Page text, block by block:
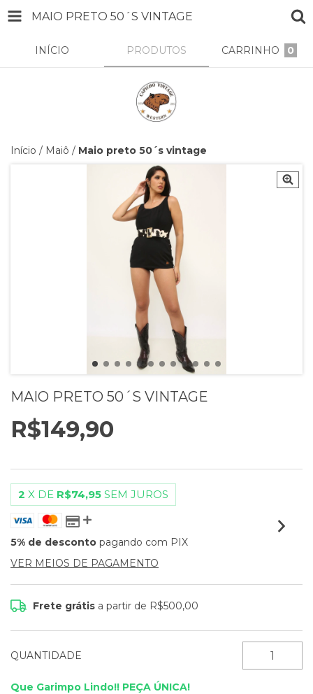
MAIO PRETO 50´S VINTAGE
INÍCIO PRODUTOS CARRINHO 0
Início / Maiô / Maio preto 50´s vintage
MAIO PRETO 50´S VINTAGE
R$149,90
2 X DE R$74,95 SEM JUROS
5% de desconto pagando com PIX
VER MEIOS DE PAGAMENTO
Frete grátis a partir de R$500,00
QUANTIDADE
Que Garimpo Lindo!! PEÇA ÚNICA!